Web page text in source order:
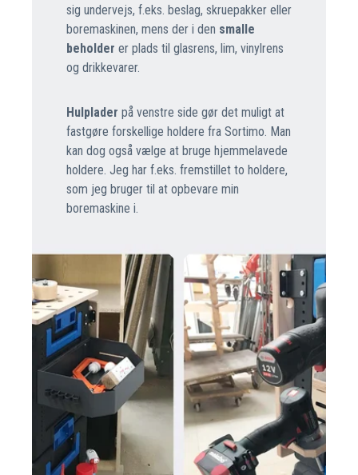
sig undervejs, f.eks. beslag, skruepakker eller
boremaskinen, mens der i den smalle
beholder er plads til glasrens, lim, vinylrens
og drikkevarer.
Hulplader på venstre side gør det muligt at
fastgøre forskellige holdere fra Sortimo. Man
kan dog også vælge at bruge hjemmelavede
holdere. Jeg har f.eks. fremstillet to holdere,
som jeg bruger til at opbevare min
boremaskine i.